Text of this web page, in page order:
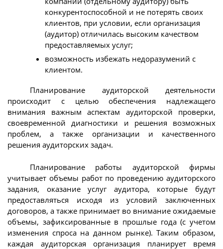
конкурентоспособной и не потерять своих
клиентов, при условии, если организация
(аудитор) отличилась высоким качеством
предоставляемых услуг;
возможность избежать недоразумений с
клиентом.
Планирование аудиторской деятельности
происходит с целью обеспечения надлежащего
внимания важным аспектам аудиторской проверки,
своевременной диагностики и решения возможных
проблем, а также организации и качественного
решения аудиторских задач.
Планирование работы аудиторской фирмы
учитывает объемы работ по проведению аудиторского
задания, оказание услуг аудитора, которые будут
предоставляться исходя из условий заключенных
договоров, а также принимает во внимание ожидаемые
объемы, зафиксированные в прошлые года (с учетом
изменения спроса на данном рынке). Таким образом,
каждая аудиторская организация планирует время